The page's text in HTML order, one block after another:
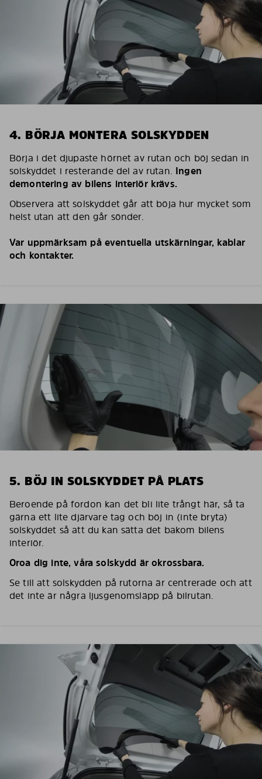
4. BÖRJA MONTERA SOLSKYDDEN
Börja i det djupaste hörnet av rutan och böj sedan in
solskyddet i resterande del av rutan. Ingen
demontering av bilens interiör krävs.
Observera att solskyddet går att böja hur mycket som
helst utan att den går sönder.
Var uppmärksam på eventuella utskärningar, kablar
och kontakter.
5. BÖJ IN SOLSKYDDET PÅ PLATS
Beroende på fordon kan det bli lite trångt här, så ta
gärna ett lite djärvare tag och böj in (inte bryta)
solskyddet så att du kan sätta det bakom bilens
interiör.
Oroa dig inte, våra solskydd är okrossbara.
Se till att solskydden på rutorna är centrerade och att
det inte är några ljusgenomsläpp på bilrutan.